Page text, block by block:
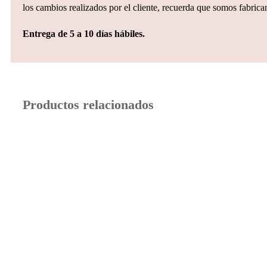
los cambios realizados por el cliente, recuerda que somos
Entrega de 5 a 10 días hábiles.
Productos relacionados